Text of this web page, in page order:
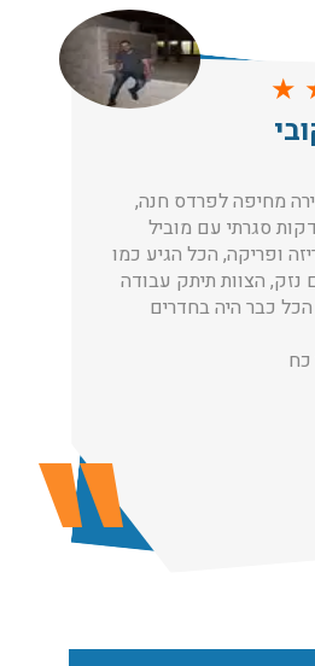
★
מחיפה לפרדס חנה,
סגרתי עם מוביל
ופריקה, הכל הגיע כמו
נזק, הצוות תיתק עבודה
כבר היה בחדרים
כח
מציע לכם שירותי אריזה
הצעת מחיר כנסו עכשיו
עודכן לאחרונה: 31/05/2026, 15:42
לאחרונה: 30/03/2026, 12:23
שמואל:
שמואל לכל סוגי ההובלות
שלמה עם מנוף ועד פריט בודד.
מנוף בפרדס חנה ואפשרות הובלת